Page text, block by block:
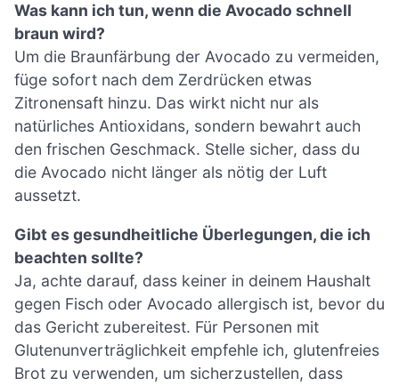
Was kann ich tun, wenn die Avocado schnell
braun wird?
Um die Braunfärbung der Avocado zu vermeiden,
füge sofort nach dem Zerdrücken etwas
Zitronensaft hinzu. Das wirkt nicht nur als
natürliches Antioxidans, sondern bewahrt auch
den frischen Geschmack. Stelle sicher, dass du
die Avocado nicht länger als nötig der Luft
aussetzt.
Gibt es gesundheitliche Überlegungen, die ich
beachten sollte?
Ja, achte darauf, dass keiner in deinem Haushalt
gegen Fisch oder Avocado allergisch ist, bevor du
das Gericht zubereitest. Für Personen mit
Glutenunverträglichkeit empfehle ich, glutenfreies
Brot zu verwenden, um sicherzustellen, dass